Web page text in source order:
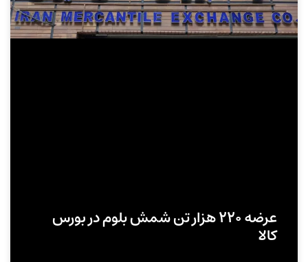
عرضه ۲۲۰ هزار تن شمش بلوم در بورس
کالا